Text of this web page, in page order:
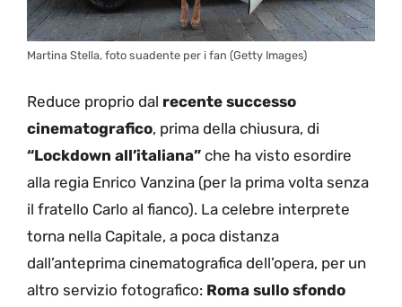
Martina Stella, foto suadente per i fan (Getty Images)
Reduce proprio dal recente successo
cinematografico, prima della chiusura, di
“Lockdown all’italiana” che ha visto esordire
alla regia Enrico Vanzina (per la prima volta senza
il fratello Carlo al fianco). La celebre interprete
torna nella Capitale, a poca distanza
dall’anteprima cinematografica dell’opera, per un
altro servizio fotografico: Roma sullo sfondo